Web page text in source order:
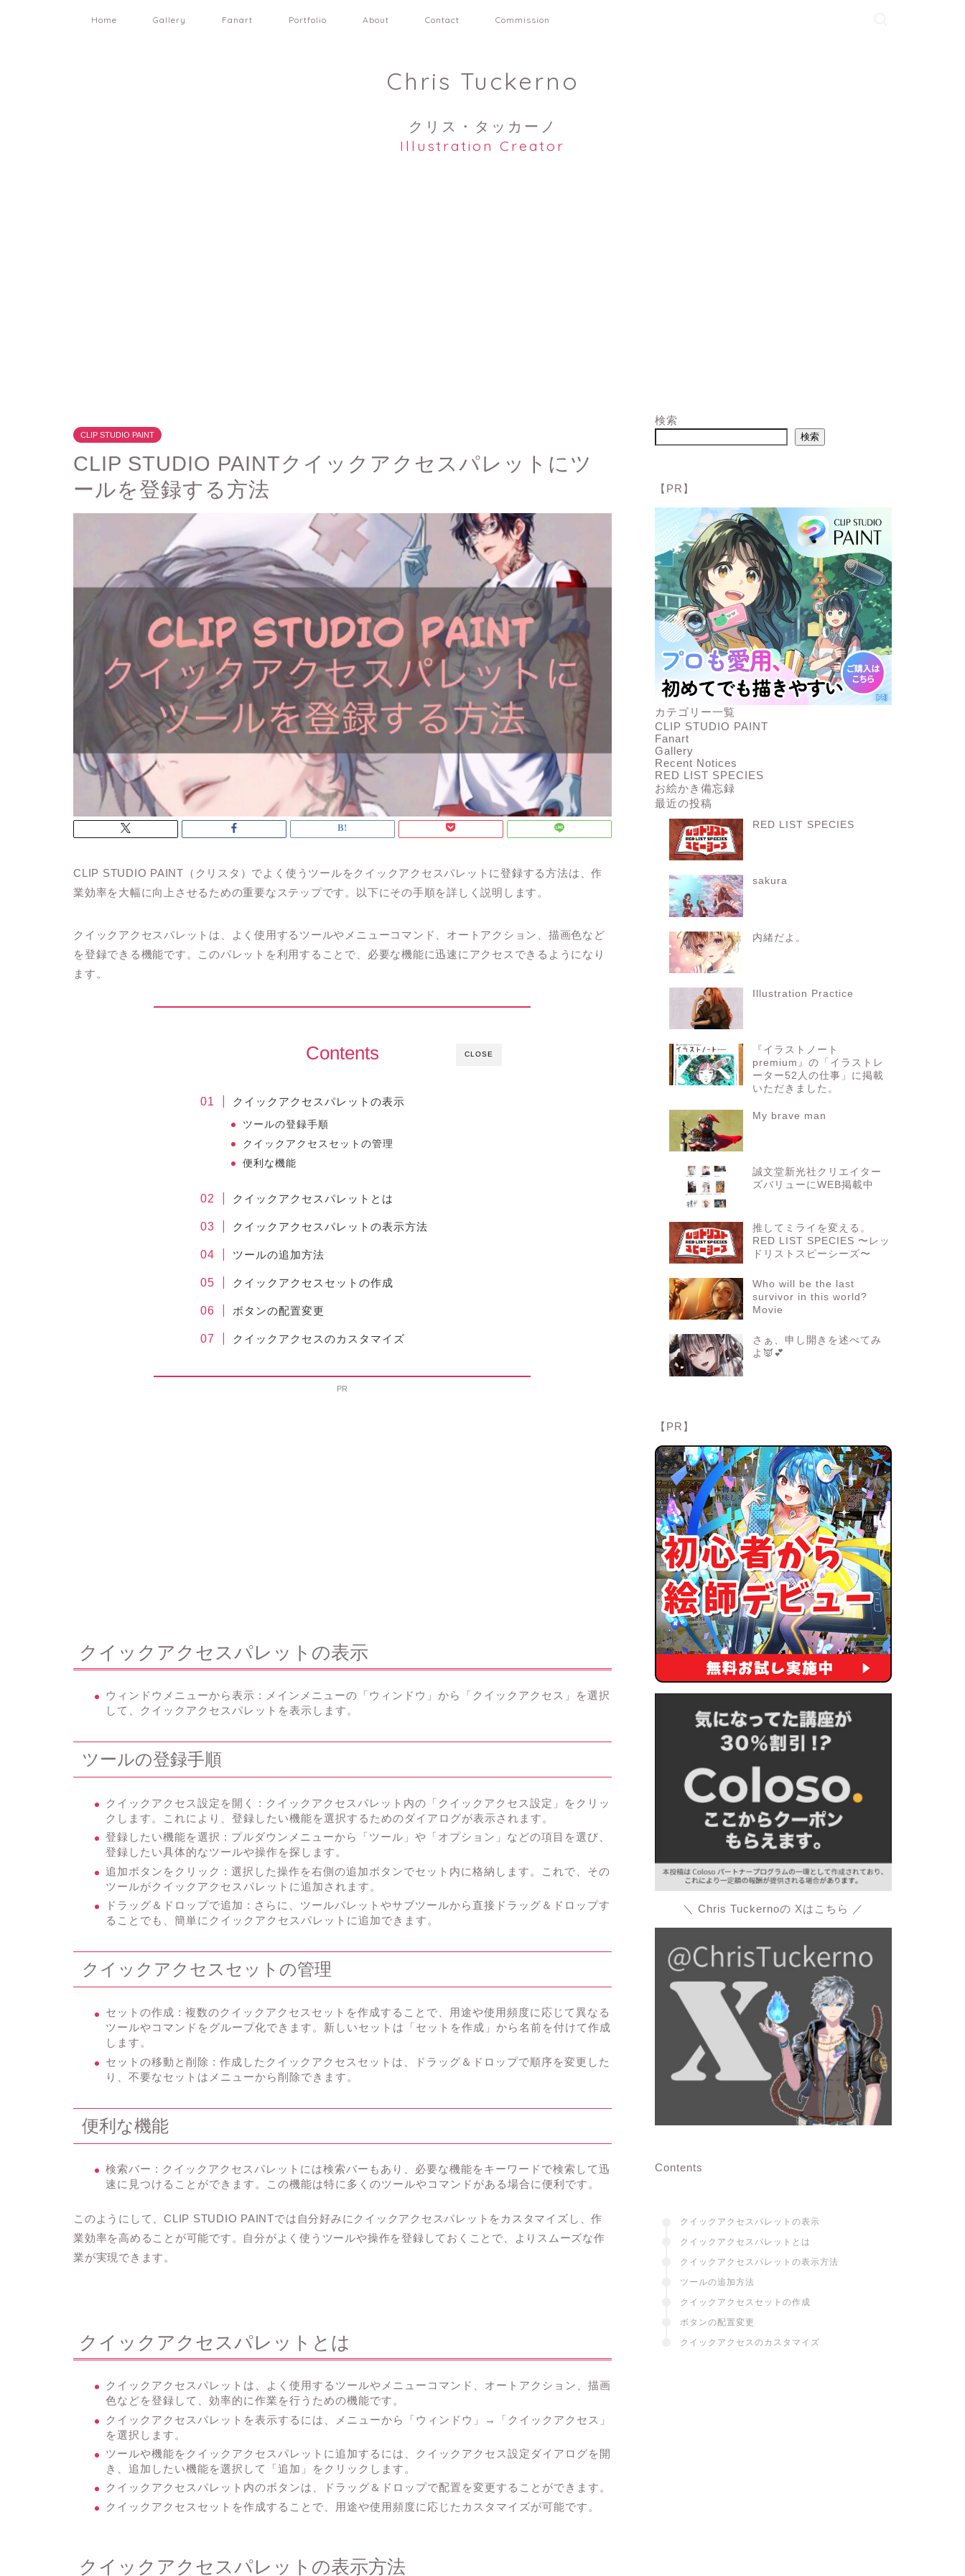
Home Gallery Fanart Portfolio About Contact Commission
Chris Tuckerno
クリス・タッカーノ
Illustration Creator
CLIP STUDIO PAINT
CLIP STUDIO PAINTクイックアクセスパレットにツ
ールを登録する方法
CLIP STUDIO PAINT（クリスタ）でよく使うツールをクイックアクセスパレットに登録する方法は、作
業効率を大幅に向上させるための重要なステップです。以下にその手順を詳しく説明します。
クイックアクセスパレットは、よく使用するツールやメニューコマンド、オートアクション、描画色など
を登録できる機能です。このパレットを利用することで、必要な機能に迅速にアクセスできるようになり
ます。
CLOSE
Contents
クイックアクセスパレットの表示
ツールの登録手順
クイックアクセスセットの管理
便利な機能
クイックアクセスパレットとは
クイックアクセスパレットの表示方法
ツールの追加方法
クイックアクセスセットの作成
ボタンの配置変更
クイックアクセスのカスタマイズ
PR
クイックアクセスパレットの表示
ウィンドウメニューから表示 : メインメニューの「ウィンドウ」から「クイックアクセス」を選択
して、クイックアクセスパレットを表示します。
ツールの登録手順
クイックアクセス設定を開く : クイックアクセスパレット内の「クイックアクセス設定」をクリッ
クします。これにより、登録したい機能を選択するためのダイアログが表示されます。
登録したい機能を選択 : プルダウンメニューから「ツール」や「オプション」などの項目を選び、
登録したい具体的なツールや操作を探します。
追加ボタンをクリック : 選択した操作を右側の追加ボタンでセット内に格納します。これで、その
ツールがクイックアクセスパレットに追加されます。
ドラッグ＆ドロップで追加 : さらに、ツールパレットやサブツールから直接ドラッグ＆ドロップす
ることでも、簡単にクイックアクセスパレットに追加できます。
クイックアクセスセットの管理
セットの作成 : 複数のクイックアクセスセットを作成することで、用途や使用頻度に応じて異なる
ツールやコマンドをグループ化できます。新しいセットは「セットを作成」から名前を付けて作成
します。
セットの移動と削除 : 作成したクイックアクセスセットは、ドラッグ＆ドロップで順序を変更した
り、不要なセットはメニューから削除できます。
便利な機能
検索バー : クイックアクセスパレットには検索バーもあり、必要な機能をキーワードで検索して迅
速に見つけることができます。この機能は特に多くのツールやコマンドがある場合に便利です。
このようにして、CLIP STUDIO PAINTでは自分好みにクイックアクセスパレットをカスタマイズし、作
業効率を高めることが可能です。自分がよく使うツールや操作を登録しておくことで、よりスムーズな作
業が実現できます。
クイックアクセスパレットとは
クイックアクセスパレットは、よく使用するツールやメニューコマンド、オートアクション、描画
色などを登録して、効率的に作業を行うための機能です。
クイックアクセスパレットを表示するには、メニューから「ウィンドウ」→「クイックアクセス」
を選択します。
ツールや機能をクイックアクセスパレットに追加するには、クイックアクセス設定ダイアログを開
き、追加したい機能を選択して「追加」をクリックします。
クイックアクセスパレット内のボタンは、ドラッグ＆ドロップで配置を変更することができます。
クイックアクセスセットを作成することで、用途や使用頻度に応じたカスタマイズが可能です。
クイックアクセスパレットの表示方法
検索
検索
【PR】
カテゴリー一覧
CLIP STUDIO PAINT
Fanart
Gallery
Recent Notices
RED LIST SPECIES
お絵かき備忘録
最近の投稿
RED LIST SPECIES
sakura
内緒だよ。
Illustration Practice
『イラストノート
premium』の「イラストレ
ーター52人の仕事」に掲載
いただきました。
My brave man
誠文堂新光社クリエイター
ズバリューにWEB掲載中
推してミライを変える。
RED LIST SPECIES 〜レッ
ドリストスピーシーズ〜
Who will be the last
survivor in this world?
Movie
さぁ、申し開きを述べてみ
よ👿💕
【PR】
＼ Chris Tuckernoの Xはこちら ／
Contents
クイックアクセスパレットの表示
クイックアクセスパレットとは
クイックアクセスパレットの表示方法
ツールの追加方法
クイックアクセスセットの作成
ボタンの配置変更
クイックアクセスのカスタマイズ